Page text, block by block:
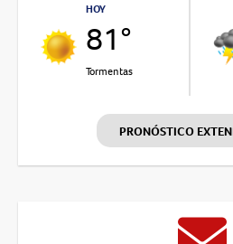
HOY
81°
Tormentas
PRONÓSTICO